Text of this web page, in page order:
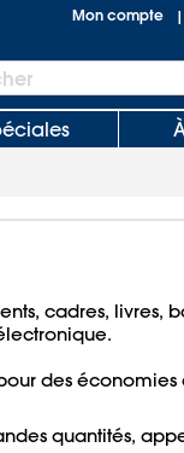
Mon compte |
cadres, livres,
des économies
quantités,